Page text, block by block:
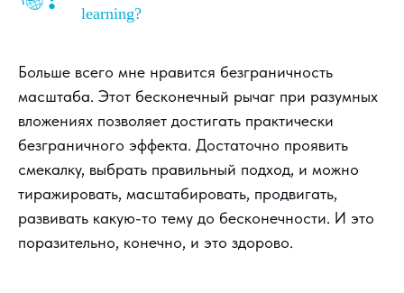
learning?
Больше всего мне нравится безграничность
масштаба. Этот бесконечный рычаг при разумных
вложениях позволяет достигать практически
безграничного эффекта. Достаточно проявить
смекалку, выбрать правильный подход, и можно
тиражировать, масштабировать, продвигать,
развивать какую-то тему до бесконечности. И это
поразительно, конечно, и это здорово.